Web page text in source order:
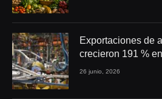
Exportaciones de
crecieron 191 %
meses de 2026
26 junio, 2026